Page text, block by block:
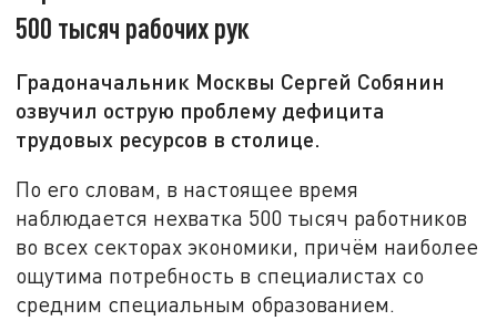
500 тысяч рабочих рук
Градоначальник Москвы Сергей Собянин
озвучил острую проблему дефицита
трудовых ресурсов в столице.
По его словам, в настоящее время
наблюдается нехватка 500 тысяч работников
во всех секторах экономики, причём наиболее
ощутима потребность в специалистах со
средним специальным образованием.